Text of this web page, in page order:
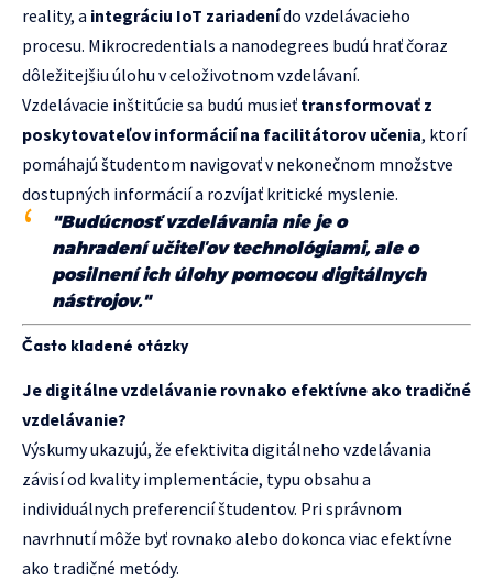
reality, a integráciu IoT zariadenído vzdelávacieho
procesu. Mikrocredentials a nanodegrees budú hrať čoraz
dôležitejšiu úlohu v celoživotnom vzdelávaní.
Vzdelávacie inštitúcie sa budú musieť transformovať z
poskytovateľov informácií na facilitátorov učenia, ktorí
pomáhajú študentom navigovať v nekonečnom množstve
dostupných informácií a rozvíjať kritické myslenie.
"Budúcnosť vzdelávania nie je o
nahradení učiteľov technológiami, ale o
posilnení ich úlohy pomocou digitálnych
nástrojov."
Často kladené otázky
Je digitálne vzdelávanie rovnako efektívne ako tradičné
vzdelávanie?
Výskumy ukazujú, že efektivita digitálneho vzdelávania
závisí od kvality implementácie, typu obsahu a
individuálnych preferencií študentov. Pri správnom
navrhnutí môže byť rovnako alebo dokonca viac efektívne
ako tradičné metódy.